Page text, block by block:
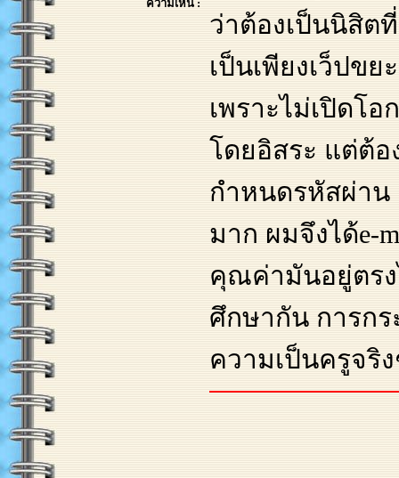
ความเห็น :
ว่าต้องเป็นนิสิต
เป็นเพียงเว็ปข
เพราะไม่เปิดโ
โดยอิสระ แต่ต้
กำหนดรหัสผ่า
มาก ผมจึงได้e-
คุณค่ามันอยู่ตรง
ศึกษากัน การกร
ความเป็นครูจริ